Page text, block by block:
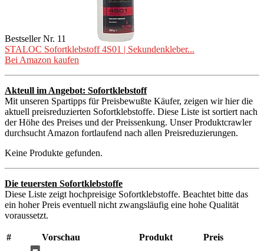
Bestseller Nr. 11
STALOC Sofortklebstoff 4S01 | Sekundenkleber...
Bei Amazon kaufen
Akteull im Angebot: Sofortklebstoff
Mit unseren Spartipps für Preisbewußte Käufer, zeigen wir hier die
aktuell preisreduzierten Sofortklebstoffe. Diese Liste ist sortiert nach
der Höhe des Preises und der Preissenkung. Unser Produktcrawler
durchsucht Amazon fortlaufend nach allen Preisreduzierungen.
Keine Produkte gefunden.
Die teuersten Sofortklebstoffe
Diese Liste zeigt hochpreisige Sofortklebstoffe. Beachtet bitte das
ein hoher Preis eventuell nicht zwangsläufig eine hohe Qualität
voraussetzt.
# Vorschau Produkt Preis